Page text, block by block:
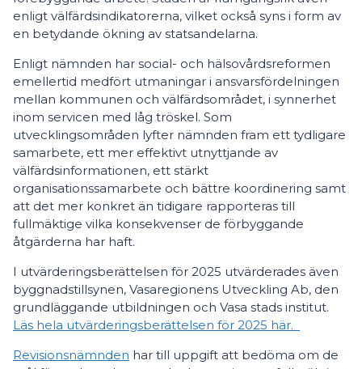
enligt välfärdsindikatorerna, vilket också syns i form av
en betydande ökning av statsandelarna.
Enligt nämnden har social- och hälsovårdsreformen
emellertid medfört utmaningar i ansvarsfördelningen
mellan kommunen och välfärdsområdet, i synnerhet
inom servicen med låg tröskel. Som
utvecklingsområden lyfter nämnden fram ett tydligare
samarbete, ett mer effektivt utnyttjande av
välfärdsinformationen, ett stärkt
organisationssamarbete och bättre koordinering samt
att det mer konkret än tidigare rapporteras till
fullmäktige vilka konsekvenser de förbyggande
åtgärderna har haft.
I utvärderingsberättelsen för 2025 utvärderades även
byggnadstillsynen, Vasaregionens Utveckling Ab, den
grundläggande utbildningen och Vasa stads institut.
Läs hela utvärderingsberättelsen för 2025 här.
Revisionsnämnden har till uppgift att bedöma om de